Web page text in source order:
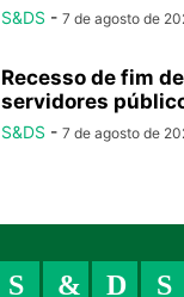
S&DS - 7 de agosto de
Recesso de fim
servidores
S&DS - 7 de agosto de